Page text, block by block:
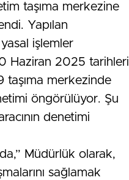
taşıma merkezine
Yapılan
işlemler
Haziran 2025 tarihleri
taşıma merkezinde
öngörülüyor. Şu
denetimi
Müdürlük olarak,
sağlamak